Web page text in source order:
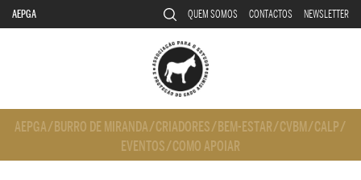
AEPGA QUEM SOMOS CONTACTOS NEWSLETTER
AEPGA/ BURRO DE MIRANDA/CRIADORES/ BEM-ESTAR/CVBM/CALP/
EVENTOS/COMO APOIAR